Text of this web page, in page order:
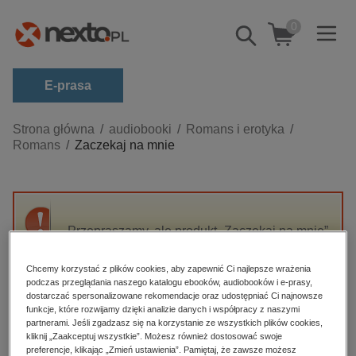
Pokaż/schowaj
wyszukiwarkę
0
E-prasa
Kategorie
Zobacz wszystkie E-prasa
budownictwo, aranżacja wnętrz
darmowe wydania
edukacja
hobby, sport, rozrywka
komputery, internet, technologie, informatyka
Strona główna audiobooki
Romans i erotyka
Romans
Zaczekaj na mnie
Przepraszamy, ale produkt „Zaczekaj na mnie”
High-contrast mode
Polecane
Chcemy korzystać z plików cookies, aby zapewnić Ci najlepsze wrażenia
podczas przeglądania naszego katalogu ebooków, audiobooków i e-prasy,
dostarczać spersonalizowane rekomendacje oraz udostępniać Ci najnowsze
funkcje, które rozwijamy dzięki analizie danych i współpracy z naszymi
partnerami. Jeśli zgadzasz się na korzystanie ze wszystkich plików cookies,
kliknij „Zaakceptuj wszystkie”. Możesz również dostosować swoje
preferencje, klikając „Zmień ustawienia”. Pamiętaj, że zawsze możesz